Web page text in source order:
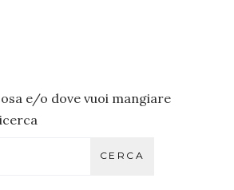
e/o dove vuoi mangiare
CERCA